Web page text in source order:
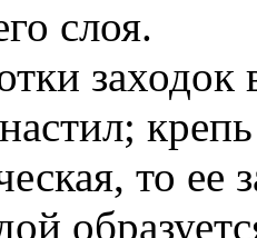
слоя.
то ее